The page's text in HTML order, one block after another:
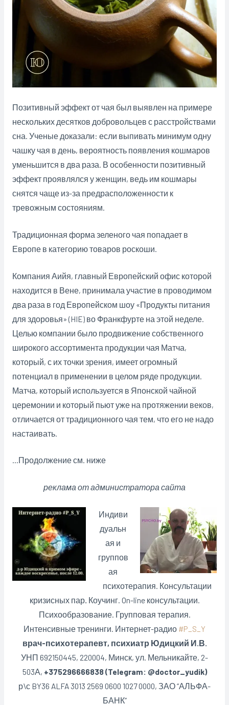
Позитивный эффект от чая был выявлен на примере
нескольких десятков добровольцев с расстройствами
сна. Ученые доказали: если выпивать минимум одну
чашку чая в день, вероятность появления кошмаров
уменьшится в два раза. В особенности позитивный
эффект проявлялся уженщин, ведь им кошмары
снятся чаще из-за предрасположенности к
тревожным состояниям.
Традиционная форма зеленого чая попадает в
Европе в категорию товаров роскоши.
Компания Аийя, главный Европейский офис которой
находится в Вене, принимала участие в проводимом
два раза в год Европейском шоу «Продукты питания
для здоровья» (HIE) во Франкфурте на этой неделе.
Целью компании было продвижение собственного
широкого ассортимента продукции чая Матча,
который, с их точки зрения, имеет огромный
потенциал в применении в целом ряде продукции.
Матча, который используется в Японской чайной
церемонии и который пьют уже на протяжении веков,
отличается от традиционного чая тем, что его не надо
настаивать.
…Продолжение см. ниже
реклама от администратора сайта
Индиви
дуальн
ая и
группов
ая
психотерапия. Консультации
кризисных пар. Коучинг. On-line консультации.
Психообразование. Групповая терапия.
Интенсивные тренинги. Интернет-радио #P_S_Y
врач-психотерапевт, психиатр Юдицкий И.В.
УНП 692150445, 220004, Минск, ул. Мельникайте, 2-
503А, +375296666838 (Telegram: @doctor_yudik)
р\с BY36 ALFA 3013 2569 0600 1027 0000, ЗАО “АЛЬФА-
БАНК”